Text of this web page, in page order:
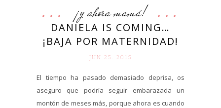
¡y ahora mamá!
DANIELA IS COMING…
¡BAJA POR MATERNIDAD!
JUN 25. 2015
El tiempo ha pasado demasiado deprisa, os
aseguro que podría seguir embarazada un
montón de meses más, porque ahora es cuando